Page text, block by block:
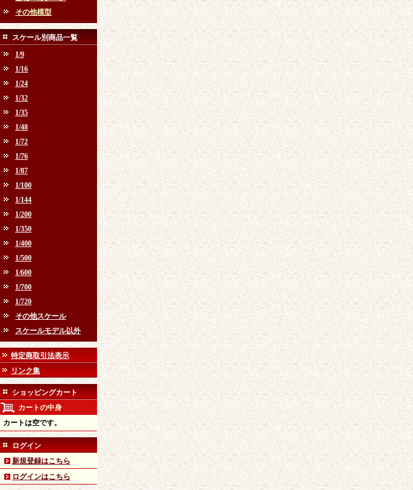
その他模型
スケール別商品一覧
1/9
1/16
1/24
1/32
1/35
1/48
1/72
1/76
1/87
1/100
1/144
1/200
1/350
1/400
1/500
1/600
1/700
1/720
その他スケール
スケールモデル以外
特定商取引法表示
リンク集
ショッピングカート
カートの中身
カートは空です。
ログイン
新規登録はこちら
ログインはこちら